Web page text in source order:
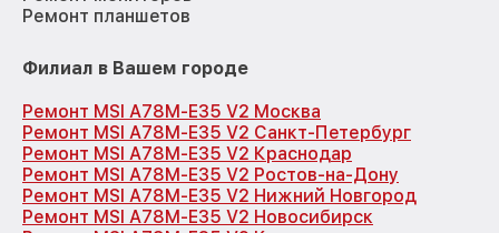
Ремонт планшетов
Филиал в Вашем городе
Ремонт MSI A78M-E35 V2 Москва
Ремонт MSI A78M-E35 V2 Санкт-Петербург
Ремонт MSI A78M-E35 V2 Краснодар
Ремонт MSI A78M-E35 V2 Ростов-на-Дону
Ремонт MSI A78M-E35 V2 Нижний Новгород
Ремонт MSI A78M-E35 V2 Новосибирск